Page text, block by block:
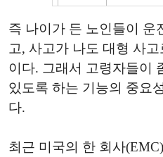
즉 나이가 든 노인들이 운
고, 사고가 나도 대형 사
이다. 그래서 고령자들이
있도록 하는 기능의 중요
다.
최근 미국의 한 회사